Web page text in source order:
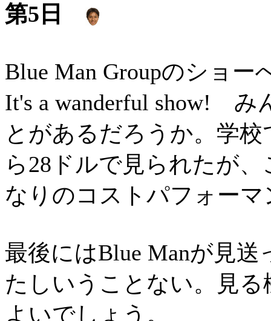
第5日
Blue Man Groupのショー
It's a wanderful show! み
とがあるだろうか。学
ら28ドルで見られたが
なりのコストパフォー
最後にはBlue Manが見
たしいうことない。見
よいでしょう。